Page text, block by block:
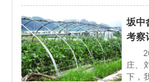
坂中
考察
庄、
下，